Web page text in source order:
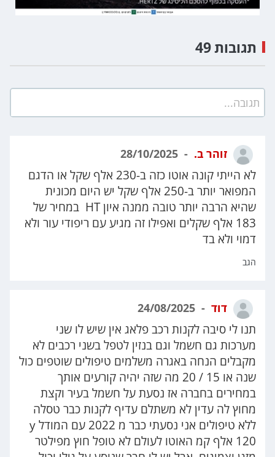
תגובה...
זוהר ב.
לא הייתי קונה אוטו כזה ב-230 אלף שקל או הדגם
המפואר יותר ב-250 אלף שקל יש היום מכונית
שהיא הרבה יותר טובה ממנה איון HT במחיר של
183 אלף שקלים ואפילו זה מגיע עם ריפודי עור ולא
דמוי ולא בד
הגב
דוד
תנו לי סיבה לקנות רכב פלאג אין שיש לו שני
מערכות גם חשמל וגם בנזין לטפל בשני רכבים לא
מקבלים הנחה באגרה משלמים טיפולים שוטפים כול
שנה או 15 / 20 מה שזה יהיה קורעים אותך
במחירים בחברה אז נסעת על חשמל בעיר וקצת
מחוץ לה עדין לא משתלם עדיף לקנות כבר טסלה
ללא טיפולים אני נסעתי כבר מ 2022 עם המודל y
120 אלף קמ האוטו לעולם לא טופל חוץ מפילטר